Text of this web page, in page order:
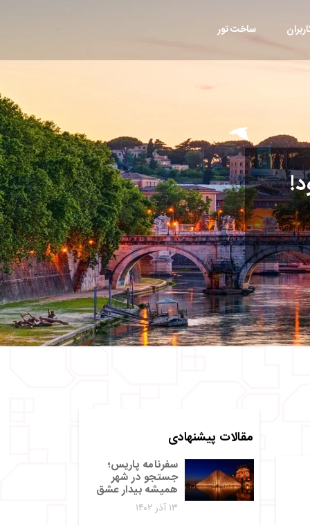
ساخت تور
مقالات پیشنهادی
سفرنامه پاریس؛
جستجو در شهر
همیشه بیدار عشق
۱۳ آذر ۱۴۰۲